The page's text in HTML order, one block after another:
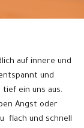
auf innere und
und
ein uns aus.
Angst oder
flach und schnell